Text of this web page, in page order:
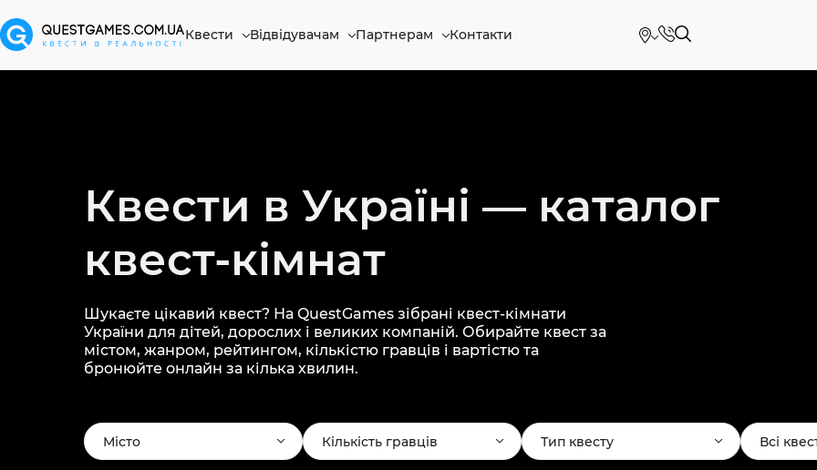
Квести Відвідувачам Партнерам Контакти
Квести в Україні — каталог
квест-кімнат
Шукаєте цікавий квест? На QuestGames зібрані квест-кімнати
України для дітей, дорослих і великих компаній. Обирайте квест за
містом, жанром, рейтингом, кількістю гравців і вартістю та
бронюйте онлайн за кілька хвилин.
Місто Кількість гравців Тип квесту Всі